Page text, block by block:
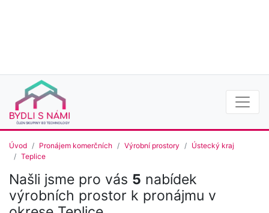
Úvod Pronájem komerčních Výrobní prostory
Ústecký kraj
Teplice
Našli jsme pro vás 5 nabídek
výrobních prostor k pronájmu v